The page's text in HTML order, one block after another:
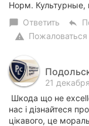
Норм. Культурные,
chat_bubble Ответить reply
warning Пожаловаться
21
Шкода що не
нас і дізнайтеся
цікавого, це